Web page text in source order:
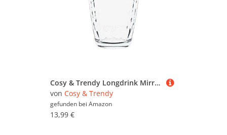
Cosy & Trendy Longdrink Mirror Cosy Moments, 39 cl, 3 Stück
von Cosy & Trendy
gefunden bei Amazon
13,99 €